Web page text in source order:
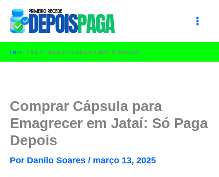
para
conteúdo
Início Comprar Cápsula para Emagrecer em [local]: Só Paga Depois
Comprar Cápsula para
Emagrecer em Jataí: Só Paga
Depois
Por Danilo Soares / março 13, 2025